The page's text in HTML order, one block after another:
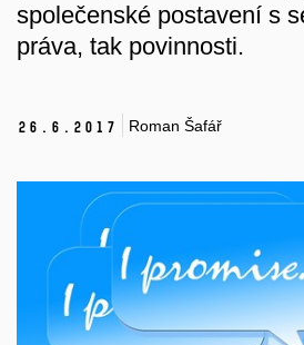
společenské postavení s
práva, tak povinnosti.
26. 6. 2017 Roman Šafář